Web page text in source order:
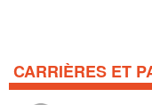
CARRIÈRES ET